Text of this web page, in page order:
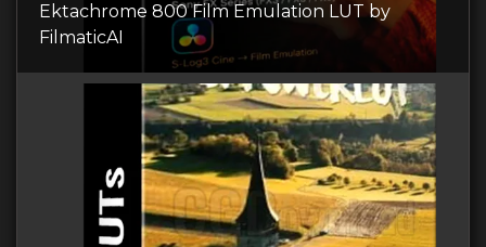
Ektachrome 800 Film Emulation LUT by
FilmaticAI